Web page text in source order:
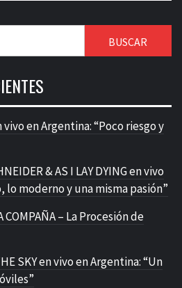
vivo en Argentina: “Poco riesgo y
& AS I LAY DYING en vivo
lo moderno y una misma pasión”
COMPAÑA – La Procesión de
SKY en vivo en Argentina: “Un